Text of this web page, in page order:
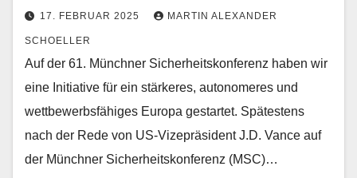
17. FEBRUAR 2025 MARTIN ALEXANDER
SCHOELLER
Auf der 61. Münchner Sicherheitskonferenz haben wir
eine Initiative für ein stärkeres, autonomeres und
wettbewerbsfähiges Europa gestartet. Spätestens
nach der Rede von US-Vizepräsident J.D. Vance auf
der Münchner Sicherheitskonferenz (MSC)…